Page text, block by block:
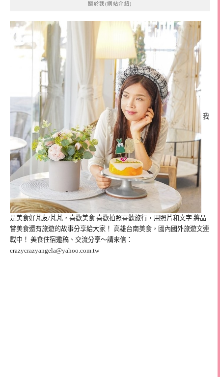
關於我(網站介紹)
我
是美食好芃友/芃芃，喜歡美食 喜歡拍照喜歡旅行，用照片和文字 將品
嘗美食還有旅遊的故事分享給大家！ 高雄台南美食，國內國外旅遊文連
載中！ 美食住宿邀稿、交流分享～請來信：
crazycrazyangela@yahoo.com.tw